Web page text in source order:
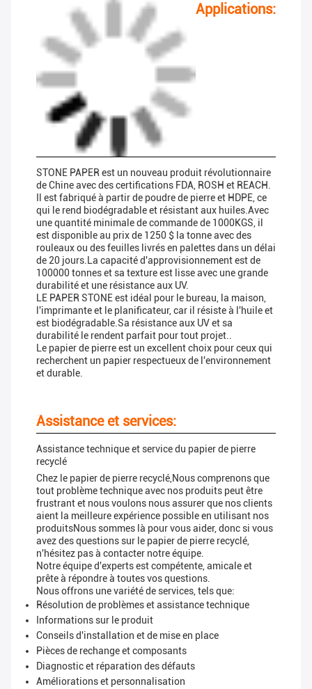
Applications:
STONE PAPER est un nouveau produit révolutionnaire
de Chine avec des certifications FDA, ROSH et REACH.
Il est fabriqué à partir de poudre de pierre et HDPE, ce
qui le rend biodégradable et résistant aux huiles.Avec
une quantité minimale de commande de 1000KGS, il
est disponible au prix de 1250 $ la tonne avec des
rouleaux ou des feuilles livrés en palettes dans un délai
de 20 jours.La capacité d'approvisionnement est de
100000 tonnes et sa texture est lisse avec une grande
durabilité et une résistance aux UV.
LE PAPER STONE est idéal pour le bureau, la maison,
l'imprimante et le planificateur, car il résiste à l'huile et
est biodégradable.Sa résistance aux UV et sa
durabilité le rendent parfait pour tout projet..
Le papier de pierre est un excellent choix pour ceux qui
recherchent un papier respectueux de l'environnement
et durable.
Assistance et services:
Assistance technique et service du papier de pierre
recyclé
Chez le papier de pierre recyclé,Nous comprenons que
tout problème technique avec nos produits peut être
frustrant et nous voulons nous assurer que nos clients
aient la meilleure expérience possible en utilisant nos
produitsNous sommes là pour vous aider, donc si vous
avez des questions sur le papier de pierre recyclé,
n'hésitez pas à contacter notre équipe.
Notre équipe d'experts est compétente, amicale et
prête à répondre à toutes vos questions.
Nous offrons une variété de services, tels que:
Résolution de problèmes et assistance technique
Informations sur le produit
Conseils d'installation et de mise en place
Pièces de rechange et composants
Diagnostic et réparation des défauts
Améliorations et personnalisation